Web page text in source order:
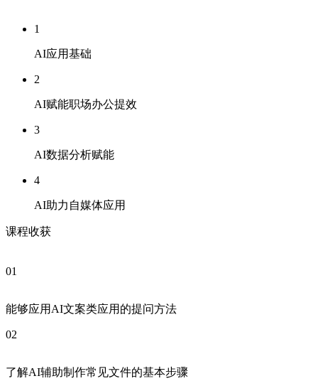
1
AI应用基础
2
AI赋能职场办公提效
3
AI数据分析赋能
4
AI助力自媒体应用
课程收获
01
能够应用AI文案类应用的提问方法
02
了解AI辅助制作常见文件的基本步骤